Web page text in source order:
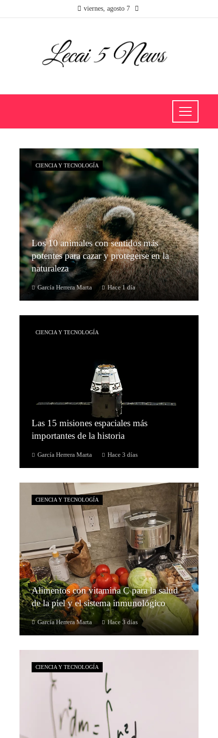
viernes, agosto 7
CIENCIA Y TECNOLOGÍA
Los 10 animales con sentidos más
potentes para cazar y protegerse en la
naturaleza
García Herrera Marta Hace 1 día
CIENCIA Y TECNOLOGÍA
Las 15 misiones espaciales más
importantes de la historia
García Herrera Marta Hace 3 días
CIENCIA Y TECNOLOGÍA
Alimentos con vitamina C para la salud
de la piel y el sistema inmunológico
García Herrera Marta Hace 3 días
CIENCIA Y TECNOLOGÍA